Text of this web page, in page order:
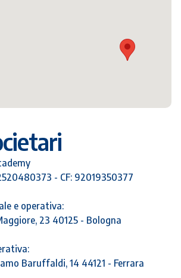
- CF: 92019350377
e operativa:
23 40125 - Bologna
Baruffaldi, 14 44121 - Ferrara